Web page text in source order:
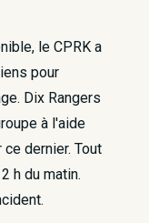
le CPRK a
pour
Dix Rangers
à l'aide
dernier. Tout
h du matin.